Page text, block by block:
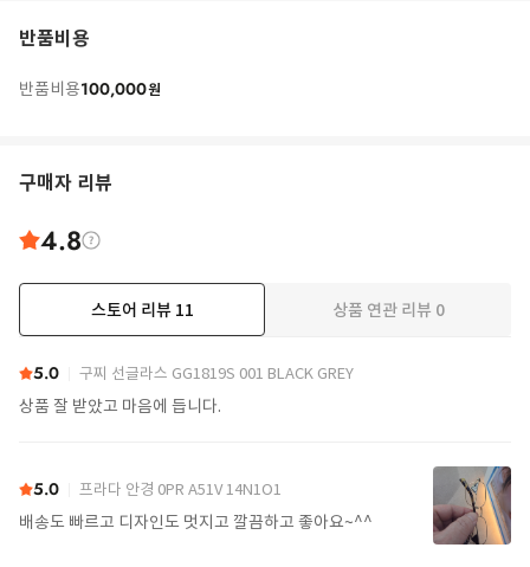
반품비용
반품비용100,000원
구매자 리뷰
4.8
스토어 리뷰 11 상품 연관 리뷰 0
5.0 구찌 선글라스 GG1819S 001 BLACK GREY
상품 잘 받았고 마음에 듭니다.
5.0 프라다 안경 0PR A51V 14N1O1
배송도 빠르고 디자인도 멋지고 깔끔하고 좋아요~^^